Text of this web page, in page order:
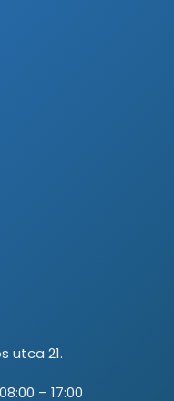
utca 21.
– 17:00